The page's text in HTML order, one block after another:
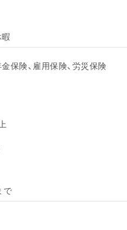
保険、雇用保険、労災保険
で